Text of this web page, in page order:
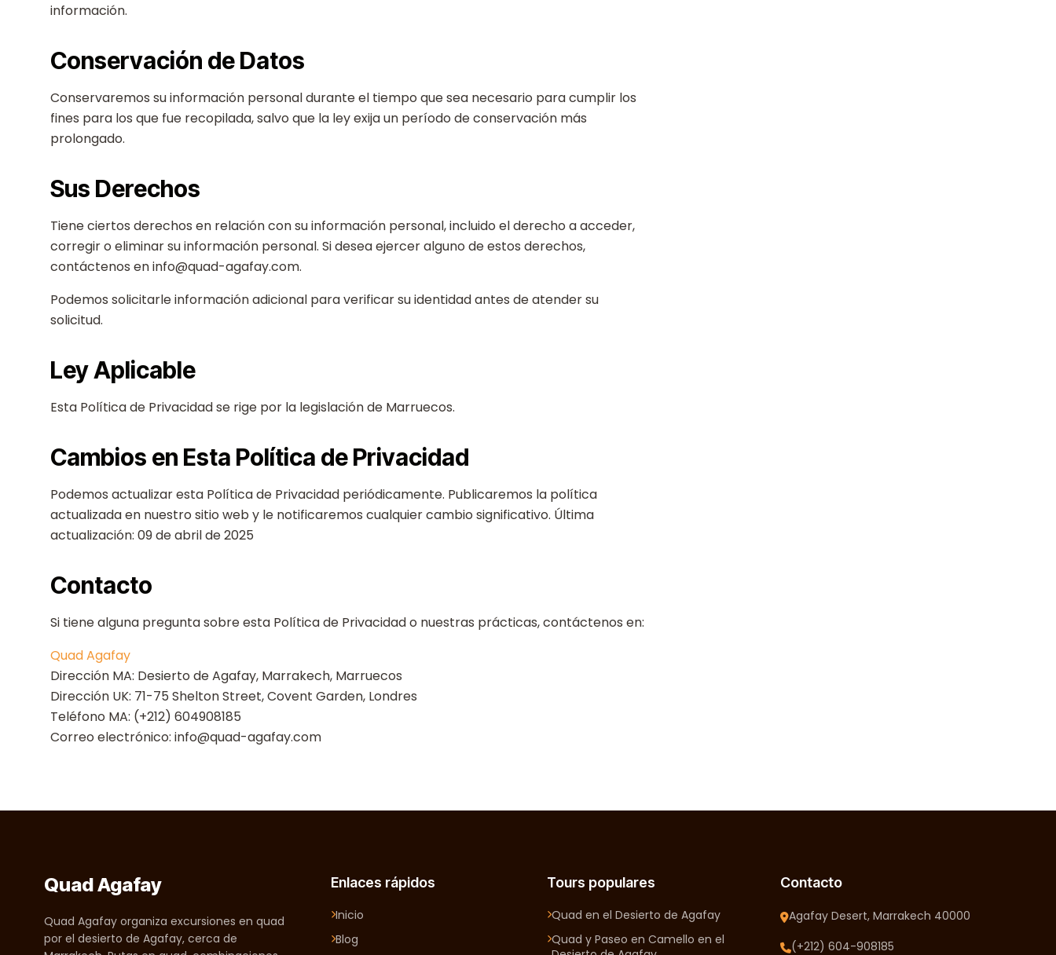
información.
Conservación de Datos
Conservaremos su información personal durante el tiempo que sea necesario para cumplir los
fines para los que fue recopilada, salvo que la ley exija un período de conservación más
prolongado.
Sus Derechos
Tiene ciertos derechos en relación con su información personal, incluido el derecho a acceder,
corregir o eliminar su información personal. Si desea ejercer alguno de estos derechos,
contáctenos en info@quad-agafay.com.
Podemos solicitarle información adicional para verificar su identidad antes de atender su
solicitud.
Ley Aplicable
Esta Política de Privacidad se rige por la legislación de Marruecos.
Cambios en Esta Política de Privacidad
Podemos actualizar esta Política de Privacidad periódicamente. Publicaremos la política
actualizada en nuestro sitio web y le notificaremos cualquier cambio significativo. Última
actualización: 09 de abril de 2025
Contacto
Si tiene alguna pregunta sobre esta Política de Privacidad o nuestras prácticas, contáctenos en:
Quad Agafay
Dirección MA: Desierto de Agafay, Marrakech, Marruecos
Dirección UK: 71-75 Shelton Street, Covent Garden, Londres
Teléfono MA: (+212) 604908185
Correo electrónico: info@quad-agafay.com
Quad Agafay
Quad Agafay organiza excursiones en quad
por el desierto de Agafay, cerca de
Enlaces rápidos
Inicio
Blog
Tours populares
Quad en el Desierto de Agafay
Quad y Paseo en Camello en el
Contacto
Agafay Desert, Marrakech 40000
(+212) 604-908185